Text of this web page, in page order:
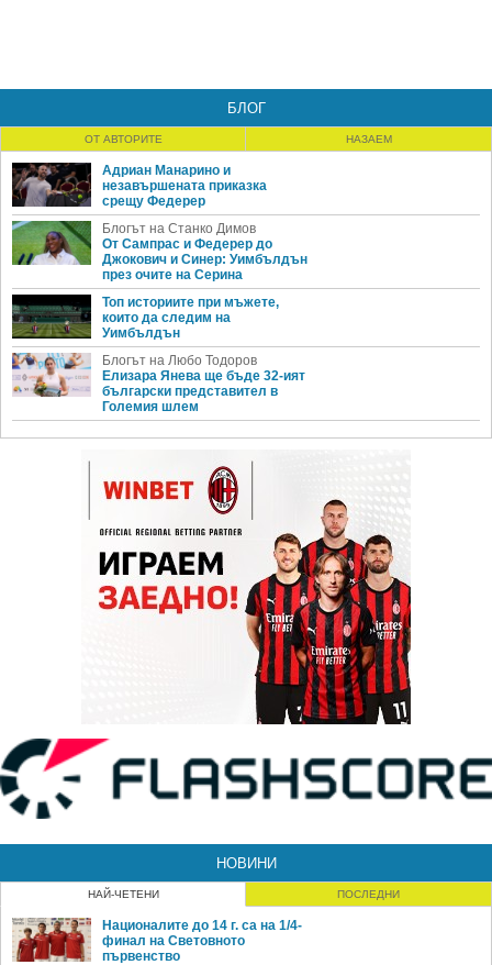
БЛОГ
ОТ АВТОРИТЕ НАЗАЕМ
Адриан Манарино и
незавършената приказка
срещу Федерер
Блогът на Станко Димов
От Сампрас и Федерер до
Джокович и Синер: Уимбълдън
през очите на Серина
Топ историите при мъжете,
които да следим на
Уимбълдън
Блогът на Любо Тодоров
Елизара Янева ще бъде 32-ият
български представител в
Големия шлем
НОВИНИ
НАЙ-ЧЕТЕНИ ПОСЛЕДНИ
Националите до 14 г. са на 1/4-
финал на Световното
първенство